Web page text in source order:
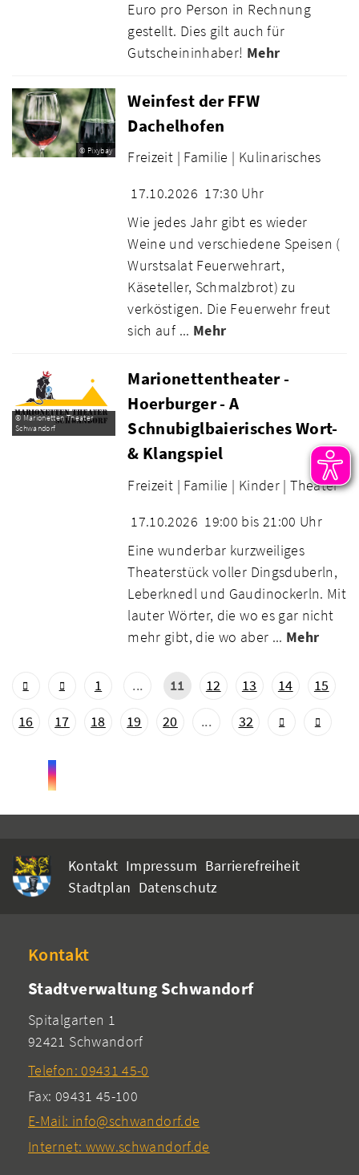
Euro pro Person in Rechnung
gestellt. Dies gilt auch für
Gutscheininhaber! Mehr
© Pixybay
Weinfest der FFW
Dachelhofen
Freizeit | Familie | Kulinarisches
17.10.2026 17:30 Uhr
Wie jedes Jahr gibt es wieder
Weine und verschiedene Speisen (
Wurstsalat Feuerwehrart,
Käseteller, Schmalzbrot) zu
verköstigen. Die Feuerwehr freut
sich auf ... Mehr
© Marionetten Theater
Schwandorf
Marionettentheater -
Hoerburger - A
Schnubiglbaierisches Wort-
& Klangspiel
Freizeit | Familie | Kinder | Theater
17.10.2026 19:00 bis 21:00 Uhr
Eine wunderbar kurzweiliges
Theaterstück voller Dingsduberln,
Leberknedl und Gaudinockerln. Mit
lauter Wörter, die wo es gar nicht
mehr gibt, die wo aber ... Mehr
1 ... 11 12 13 14
15
16
17 18 19 20 ... 32
Kontakt Impressum Barrierefreiheit
Stadtplan Datenschutz
Kontakt
Stadtverwaltung Schwandorf
Spitalgarten 1
92421 Schwandorf
Telefon: 09431 45-0
Fax: 09431 45-100
E-Mail: info@schwandorf.de
Internet: www.schwandorf.de